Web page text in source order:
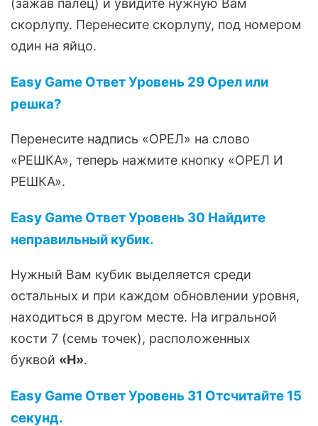
(зажав палец) и увидите нужную Вам
скорлупу. Перенесите скорлупу, под номером
один на яйцо.
Easy Game Ответ Уровень 29 Орел или
решка?
Перенесите надпись «ОРЕЛ» на слово
«РЕШКА», теперь нажмите кнопку «ОРЕЛ И
РЕШКА».
Easy Game Ответ Уровень 30 Найдите
неправильный кубик.
Нужный Вам кубик выделяется среди
остальных и при каждом обновлении уровня,
находиться в другом месте. На игральной
кости 7 (семь точек), расположенных
буквой «Н».
Easy Game Ответ Уровень 31 Отсчитайте 15
секунд.